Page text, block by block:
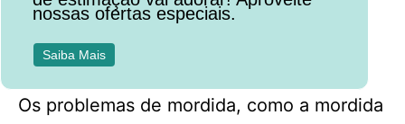
nossas ofertas especiais.
Saiba Mais
Os problemas de mordida, como a mordida